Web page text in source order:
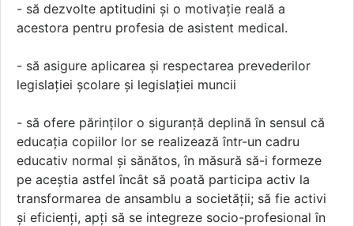
- să dezvolte aptitudini şi o motivație reală a
acestora pentru profesia de asistent medical.
- să asigure aplicarea şi respectarea prevederilor
legislaţiei şcolare şi legislaţiei muncii
- să ofere părinţilor o siguranţă deplină în sensul că
educaţia copiilor lor se realizează într-un cadru
educativ normal şi sănătos, în măsură să-i formeze
pe aceştia astfel încât să poată participa activ la
transformarea de ansamblu a societăţii; să fie activi
şi eficienţi, apţi să se integreze socio-profesional în